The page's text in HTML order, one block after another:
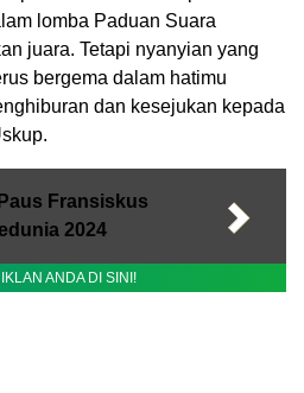
lomba Paduan Suara
juara. Tetapi nyanyian yang
bergema dalam hatimu
dan kesejukan kepada
Fransiskus
2024
ANDA DI SINI!